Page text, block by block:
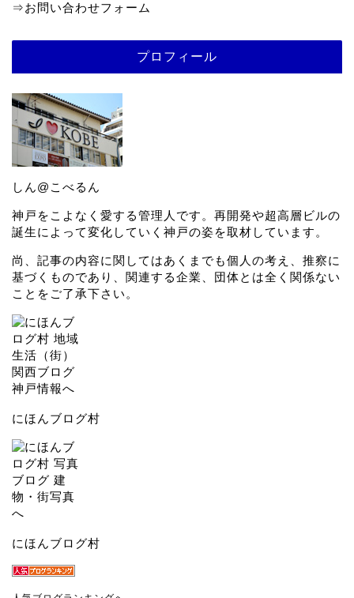
⇒お問い合わせフォーム
プロフィール
しん@こべるん
神戸をこよなく愛する管理人です。再開発や超高層ビルの
誕生によって変化していく神戸の姿を取材しています。
尚、記事の内容に関してはあくまでも個人の考え、推察に
基づくものであり、関連する企業、団体とは全く関係ない
ことをご了承下さい。
にほんブログ村
にほんブログ村